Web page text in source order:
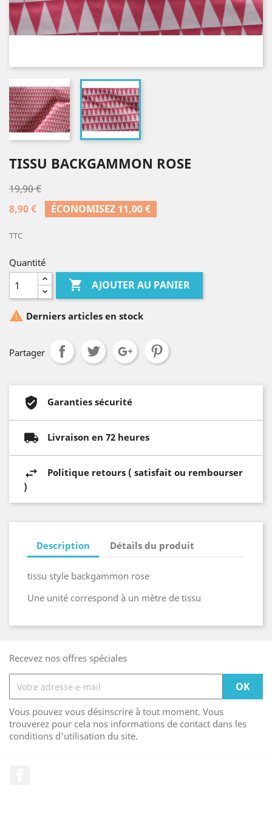
TISSU BACKGAMMON ROSE
19,90 €
8,90 €
ÉCONOMISEZ 11,00 €
TTC
Quantité
 AJOUTER AU PANIER
 Derniers articles en stock
Partager
Garanties sécurité
Livraison en 72 heures
Politique retours ( satisfait ou rembourser
)
Description Détails du produit
tissu style backgammon rose
Une unité correspond à un mètre de tissu
Recevez nos offres spéciales
Vous pouvez vous désinscrire à tout moment. Vous
trouverez pour cela nos informations de contact dans les
conditions d'utilisation du site.